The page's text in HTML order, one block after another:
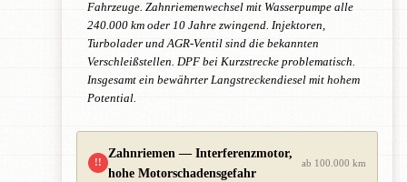
Fahrzeuge. Zahnriemenwechsel mit Wasserpumpe alle
240.000 km oder 10 Jahre zwingend. Injektoren,
Turbolader und AGR-Ventil sind die bekannten
Verschleißstellen. DPF bei Kurzstrecke problematisch.
Insgesamt ein bewährter Langstreckendiesel mit hohem
Potential.
!!
Zahnriemen — Interferenzmotor,
hohe Motorschadensgefahr
ab 100.000 km